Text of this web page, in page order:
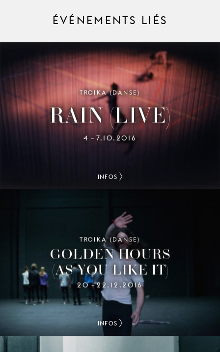
ÉVÉNEMENTS LIÉS
TROIKA (DANSE)
RAIN (LIVE)
4 – 7.10.2016
INFOS
TROIKA (DANSE)
GOLDEN HOURS
(AS YOU LIKE IT)
20–22.12.2016
INFOS